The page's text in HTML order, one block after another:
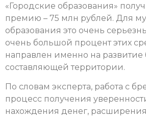
«Городские образования»
премию – 75 млн рублей. Для
образования это очень
очень большой процент этих
направлен именно на
составляющей территории.
По словам эксперта, работа с
процесс получения
нахождения денег, расширения